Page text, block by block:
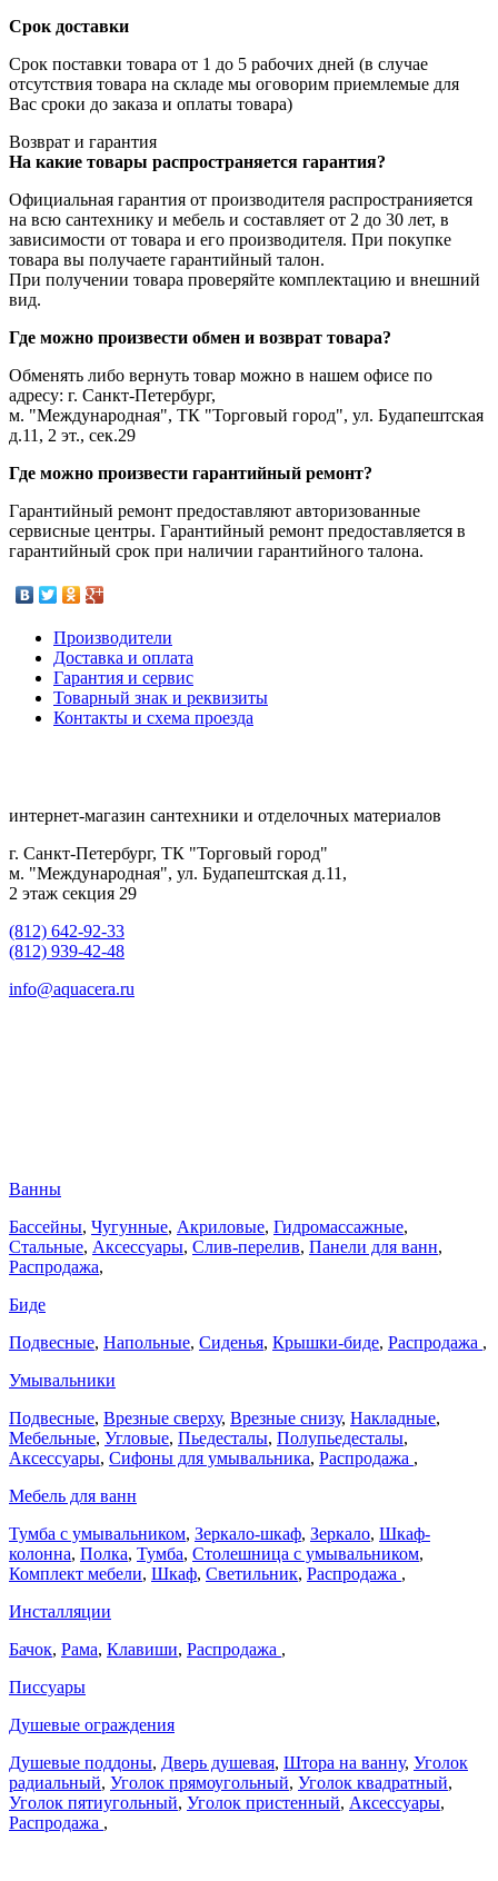
Срок доставки
Срок поставки товара от 1 до 5 рабочих дней (в случае
отсутствия товара на складе мы оговорим приемлемые для
Вас сроки до заказа и оплаты товара)
Возврат и гарантия
На какие товары распространяется гарантия?
Официальная гарантия от производителя распространияется
на всю сантехнику и мебель и составляет от 2 до 30 лет, в
зависимости от товара и его производителя. При покупке
товара вы получаете гарантийный талон.
При получении товара проверяйте комплектацию и внешний
вид.
Где можно произвести обмен и возврат товара?
Обменять либо вернуть товар можно в нашем офисе по
адресу: г. Санкт-Петербург,
м. "Международная", ТК "Торговый город", ул. Будапештская
д.11, 2 эт., сек.29
Где можно произвести гарантийный ремонт?
Гарантийный ремонт предоставляют авторизованные
сервисные центры. Гарантийный ремонт предоставляется в
гарантийный срок при наличии гарантийного талона.
Производители
Доставка и оплата
Гарантия и сервис
Товарный знак и реквизиты
Контакты и схема проезда
интернет-магазин сантехники и отделочных материалов
г. Санкт-Петербург, ТК "Торговый город"
м. "Международная", ул. Будапештская д.11,
2 этаж секция 29
(812) 642-92-33
(812) 939-42-48
info@aquacera.ru
Ванны
Бассейны, Чугунные, Акриловые, Гидромассажные,
Стальные, Аксессуары, Слив-перелив, Панели для ванн,
Распродажа,
Биде
Подвесные, Напольные, Сиденья, Крышки-биде, Распродажа ,
Умывальники
Подвесные, Врезные сверху, Врезные снизу, Накладные,
Мебельные, Угловые, Пьедесталы, Полупьедесталы,
Аксессуары, Сифоны для умывальника, Распродажа ,
Мебель для ванн
Тумба с умывальником, Зеркало-шкаф, Зеркало, Шкаф-
колонна, Полка, Тумба, Столешница с умывальником,
Комплект мебели, Шкаф, Светильник, Распродажа ,
Инсталляции
Бачок, Рама, Клавиши, Распродажа ,
Писсуары
Душевые ограждения
Душевые поддоны, Дверь душевая, Штора на ванну, Уголок
радиальный, Уголок прямоугольный, Уголок квадратный,
Уголок пятиугольный, Уголок пристенный, Аксессуары,
Распродажа ,